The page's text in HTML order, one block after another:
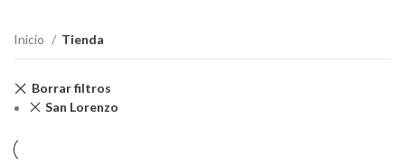
Inicio Tienda
Borrar filtros
San Lorenzo